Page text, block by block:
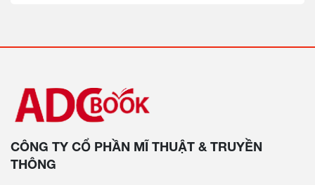
CÔNG TY CỔ PHẦN MĨ THUẬT & TRUYỀN
THÔNG